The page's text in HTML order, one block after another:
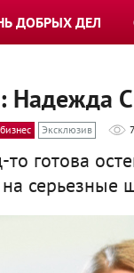
ДОБРЫХ ДЕЛ
Надежда
Эксклюзив
готова
серьезные